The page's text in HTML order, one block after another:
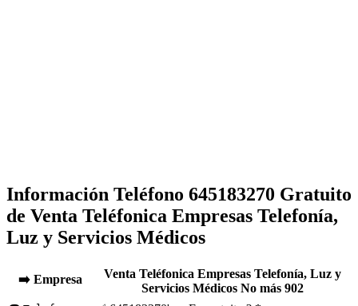
Información Teléfono 645183270 Gratuito
de Venta Teléfonica Empresas Telefonía,
Luz y Servicios Médicos
➡️ Empresa
Venta Teléfonica Empresas Telefonía, Luz y
Servicios Médicos No más 902